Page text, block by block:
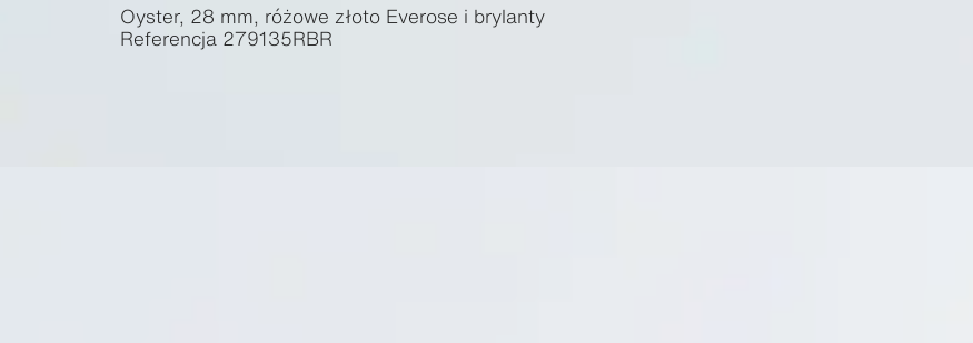
Oyster, 28 mm, różowe złoto Everose i brylanty
Referencja 279135RBR